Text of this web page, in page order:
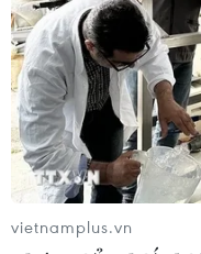
vietnamplus.vn